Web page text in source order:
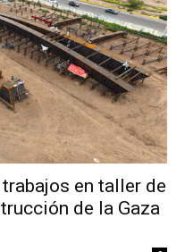
en taller de
de la Gaza